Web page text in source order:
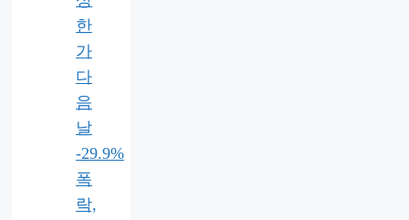
한
가
다
음
날
-29.9%
폭
락,